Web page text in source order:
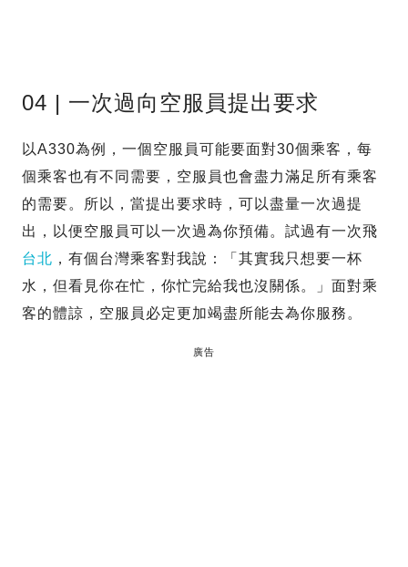
04 | 一次過向空服員提出要求
以A330為例，一個空服員可能要面對30個乘客，每
個乘客也有不同需要，空服員也會盡力滿足所有乘客
的需要。所以，當提出要求時，可以盡量一次過提
出，以便空服員可以一次過為你預備。試過有一次飛
台北 ，有個台灣乘客對我說：「其實我只想要一杯
水，但看見你在忙，你忙完給我也沒關係。」面對乘
客的體諒，空服員必定更加竭盡所能去為你服務。
廣告